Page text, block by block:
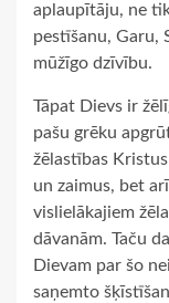
aplaupītāju, ne
pestīšanu, Garu,
mūžīgo dzīvību.
Tāpat Dievs ir
pašu grēku
žēlastības
un zaimus, bet
vislielākajiem
dāvanām. Taču
Dievam par šo
saņemto